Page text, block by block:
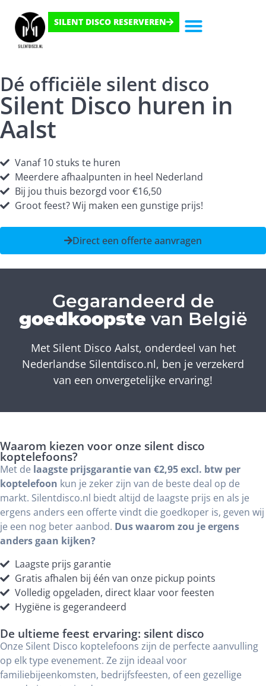
SILENT DISCO RESERVEREN
Dé officiële silent disco
Silent Disco huren in
Aalst
Vanaf 10 stuks te huren
Meerdere afhaalpunten in heel Nederland
Bij jou thuis bezorgd voor €16,50
Groot feest? Wij maken een gunstige prijs!
Direct een offerte aanvragen
Gegarandeerd de
goedkoopste van België
Met Silent Disco Aalst, onderdeel van het
Nederlandse Silentdisco.nl, ben je verzekerd
van een onvergetelijke ervaring!
Waarom kiezen voor onze silent disco
koptelefoons?
Met de laagste prijsgarantie van €2,95 excl. btw per
koptelefoon kun je zeker zijn van de beste deal op de
markt. Silentdisco.nl biedt altijd de laagste prijs en als je
ergens anders een offerte vindt die goedkoper is, geven wij
je een nog beter aanbod. Dus waarom zou je ergens
anders gaan kijken?
Laagste prijs garantie
Gratis afhalen bij één van onze pickup points
Volledig opgeladen, direct klaar voor feesten
Hygiëne is gegerandeerd
De ultieme feest ervaring: silent disco
Onze Silent Disco koptelefoons zijn de perfecte aanvulling
op elk type evenement. Ze zijn ideaal voor
familiebijeenkomsten, bedrijfsfeesten, of een gezellige